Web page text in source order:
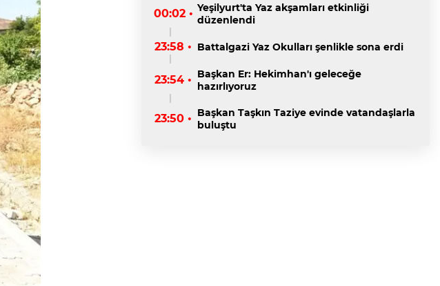
00:02 • Yeşilyurt'ta Yaz akşamları etkinliği
düzenlendi
23:58 • Battalgazi Yaz Okulları şenlikle sona erdi
23:54 • Başkan Er: Hekimhan'ı geleceğe
hazırlıyoruz
23:50 • Başkan Taşkın Taziye evinde vatandaşlarla
buluştu